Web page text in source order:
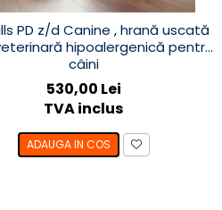
PD z/d Canine , hrană uscată
hipoalergenică pentru
câini
530,00 Lei
TVA inclus
ADAUGA IN COS